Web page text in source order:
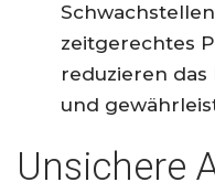
zeitgerechtes
reduzieren das
und
Unsichere